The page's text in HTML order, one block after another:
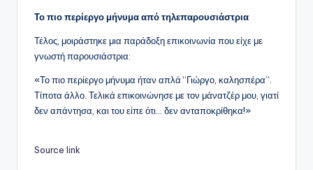
Το πιο περίεργο μήνυμα από τηλεπαρουσιάστρια
Τέλος, μοιράστηκε μια παράδοξη επικοινωνία που είχε με
γνωστή παρουσιάστρια:
«Το πιο περίεργο μήνυμα ήταν απλά “Γιώργο, καλησπέρα”.
Τίποτα άλλο. Τελικά επικοινώνησε με τον μάνατζέρ μου, γιατί
δεν απάντησα, και του είπε ότι… δεν ανταποκρίθηκα!»
Source link